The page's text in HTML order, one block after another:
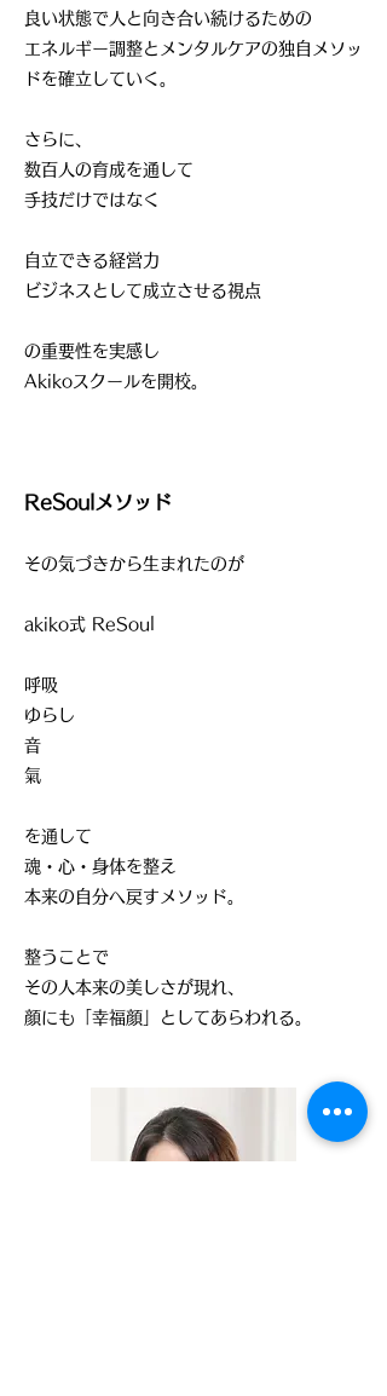
良い状態で人と向き合い続けるための
エネルギー調整とメンタルケアの独自メソッ
ドを確立していく。
さらに、
数百人の育成を通して
手技だけではなく
自立できる経営力
ビジネスとして成立させる視点
の重要性を実感し
Akikoスクールを開校。
ReSoulメソッド
その気づきから生まれたのが
akiko式 ReSoul
呼吸
ゆらし
音
氣
を通して
魂・心・身体を整え
本来の自分へ戻すメソッド。
整うことで
その人本来の美しさが現れ、
顔にも「幸福顔」としてあらわれる。